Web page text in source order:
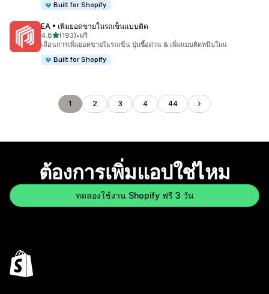
Built for Shopify
EA • เพิ่มยอดขายในรถเข็นแบบติด
4.8เต็ม 5 ดาว
(193)
ทั้งหมด 193 รีวิว
•ฟรี
เลื่อนการเพิ่มยอดขายในรถเข็น ปุ่มซื้อด่วน & เพิ่มแบบติดหนึบในแ
Built for Shopify
1 2 3 4 44
ต้องการเพิ่มแอปใช่ไหม
ทดลองใช้งาน Shopify ฟรี 3 วัน